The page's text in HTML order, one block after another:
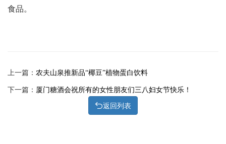
食品。
上一篇： 农夫山泉推新品“椰豆”植物蛋白饮料
下一篇： 厦门糖酒会祝所有的女性朋友们三八妇女节快乐！
返回列表